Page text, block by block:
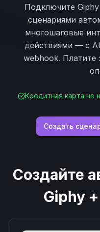
Подключите Giphy
сценариями
многошаговые
действиями — с
webhook. Платите
Кредитная карта не
Создать
Создайте
Giphy +